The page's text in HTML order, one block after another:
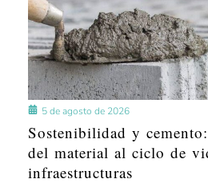
5 de agosto de 2026
Sostenibilidad y
del material al ciclo de
infraestructuras